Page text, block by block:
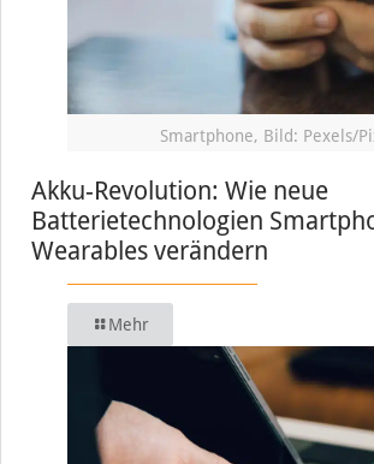
Smartphone, Bild: Pexels/
Akku-Revolution: Wie neue
Batterietechnologien
Wearables verändern
Mehr